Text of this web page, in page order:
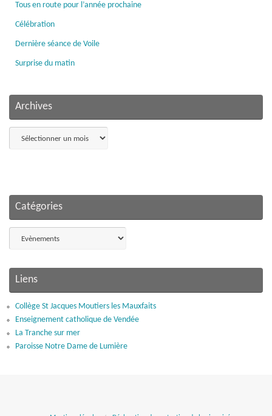
Tous en route pour l’année prochaine
Célébration
Dernière séance de Voile
Surprise du matin
Archives
Catégories
Liens
Collège St Jacques Moutiers les Mauxfaits
Enseignement catholique de Vendée
La Tranche sur mer
Paroisse Notre Dame de Lumière